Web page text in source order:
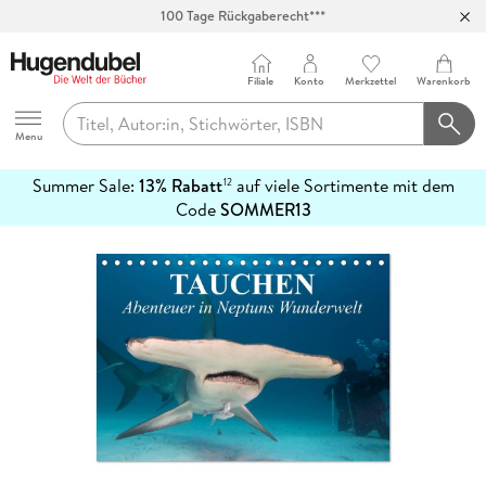
100 Tage Rückgaberecht***
Hugendubel
Menu
Filiale Konto Merkzettel Warenkorb
Summer Sale: 13% Rabatt12auf viele Sortimente mit dem
CodeSOMMER13
erfahren